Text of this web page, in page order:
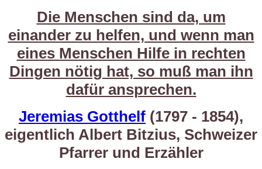
Die Menschen sind da, um
einander zu helfen, und wenn man
eines Menschen Hilfe in rechten
Dingen nötig hat, so muß man ihn
dafür ansprechen.
Jeremias Gotthelf (1797 - 1854),
eigentlich Albert Bitzius, Schweizer
Pfarrer und Erzähler